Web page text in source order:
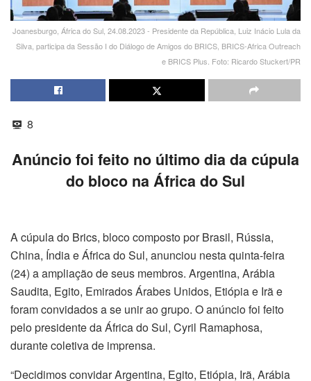
Joanesburgo, África do Sul, 24.08.2023 - Presidente da República, Luiz Inácio Lula da
Silva, participa da Sessão I do Diálogo de Amigos do BRICS, BRICS-Africa Outreach
e BRICS Plus. Foto: Ricardo Stuckert/PR
8
Anúncio foi feito no último dia da cúpula
do bloco na África do Sul
A cúpula do Brics, bloco composto por Brasil, Rússia,
China, Índia e África do Sul, anunciou nesta quinta-feira
(24) a ampliação de seus membros. Argentina, Arábia
Saudita, Egito, Emirados Árabes Unidos, Etiópia e Irã e
foram convidados a se unir ao grupo. O anúncio foi feito
pelo presidente da África do Sul, Cyril Ramaphosa,
durante coletiva de imprensa.
“Decidimos convidar Argentina, Egito, Etiópia, Irã, Arábia